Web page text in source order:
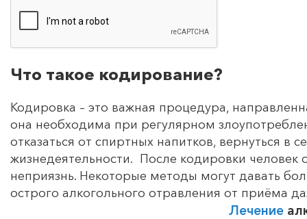
Что такое кодирование?
Кодировка – это важная процедура,
она необходима при регулярном
отказаться от спиртных напитков, вернуться в
жизнедеятельности. После кодировки человек
неприязнь. Некоторые методы могут давать
острого алкогольного отравления от приёма
Лечение